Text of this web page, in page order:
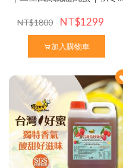
NT$1800 NT$1299
加入購物車